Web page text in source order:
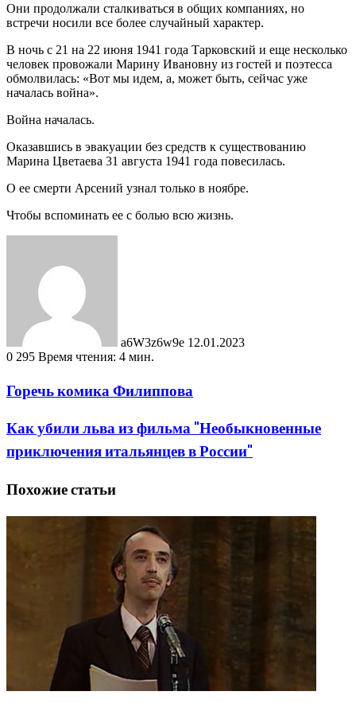
Они продолжали сталкиваться в общих компаниях, но
встречи носили все более случайный характер.
В ночь с 21 на 22 июня 1941 года Тарковский и еще несколько
человек провожали Марину Ивановну из гостей и поэтесса
обмолвилась: «Вот мы идем, а, может быть, сейчас уже
началась война».
Война началась.
Оказавшись в эвакуации без средств к существованию
Марина Цветаева 31 августа 1941 года повесилась.
О ее смерти Арсений узнал только в ноябре.
Чтобы вспоминать ее с болью всю жизнь.
a6W3z6w9e 12.01.2023
0 295 Время чтения: 4 мин.
Горечь комика Филиппова
Как убили льва из фильма "Необыкновенные
приключения итальянцев в России"
Похожие статьи